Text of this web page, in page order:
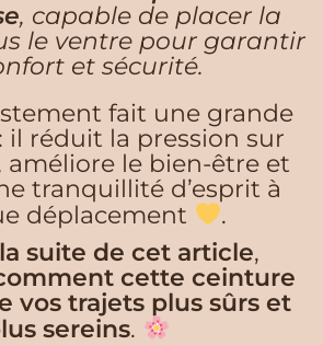
, capable de placer la
le ventre pour garantir
et sécurité.
fait une grande
il réduit la pression sur
améliore le bien-être et
tranquillité d’esprit à
déplacement
.
suite de cet article,
cette ceinture
vos trajets plus sûrs et
sereins.